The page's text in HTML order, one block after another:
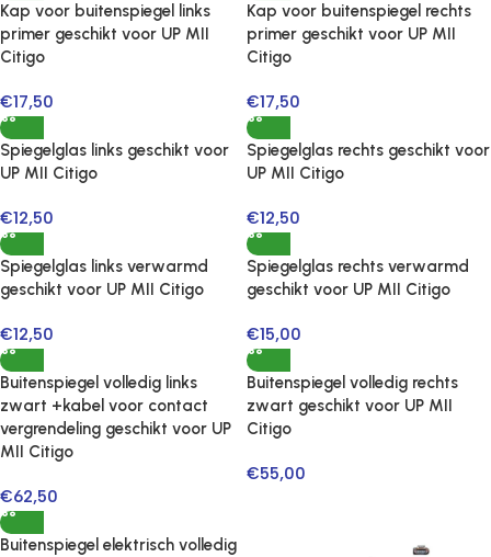
Kap voor buitenspiegel links
primer geschikt voor UP MII
Citigo
€17,50
Kap voor buitenspiegel rechts
primer geschikt voor UP MII
Citigo
€17,50
Spiegelglas links geschikt voor
UP MII Citigo
€12,50
Spiegelglas rechts geschikt voor
UP MII Citigo
€12,50
Spiegelglas links verwarmd
geschikt voor UP MII Citigo
€12,50
Spiegelglas rechts verwarmd
geschikt voor UP MII Citigo
€15,00
Buitenspiegel volledig links
zwart +kabel voor contact
vergrendeling geschikt voor UP
MII Citigo
€62,50
Buitenspiegel volledig rechts
zwart geschikt voor UP MII
Citigo
€55,00
Buitenspiegel elektrisch volledig